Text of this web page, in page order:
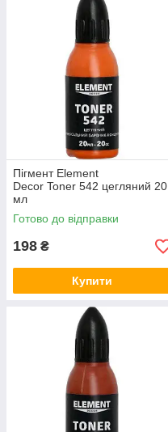
Пігмент Element
Decor Toner 542 цегляний 20
мл
Готово до відправки
198 ₴
Купити